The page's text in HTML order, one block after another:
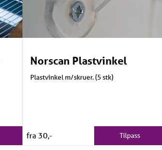
Norscan Plastvinkel
Plastvinkel m/skruer. (5 stk)
fra 30,- Tilpass